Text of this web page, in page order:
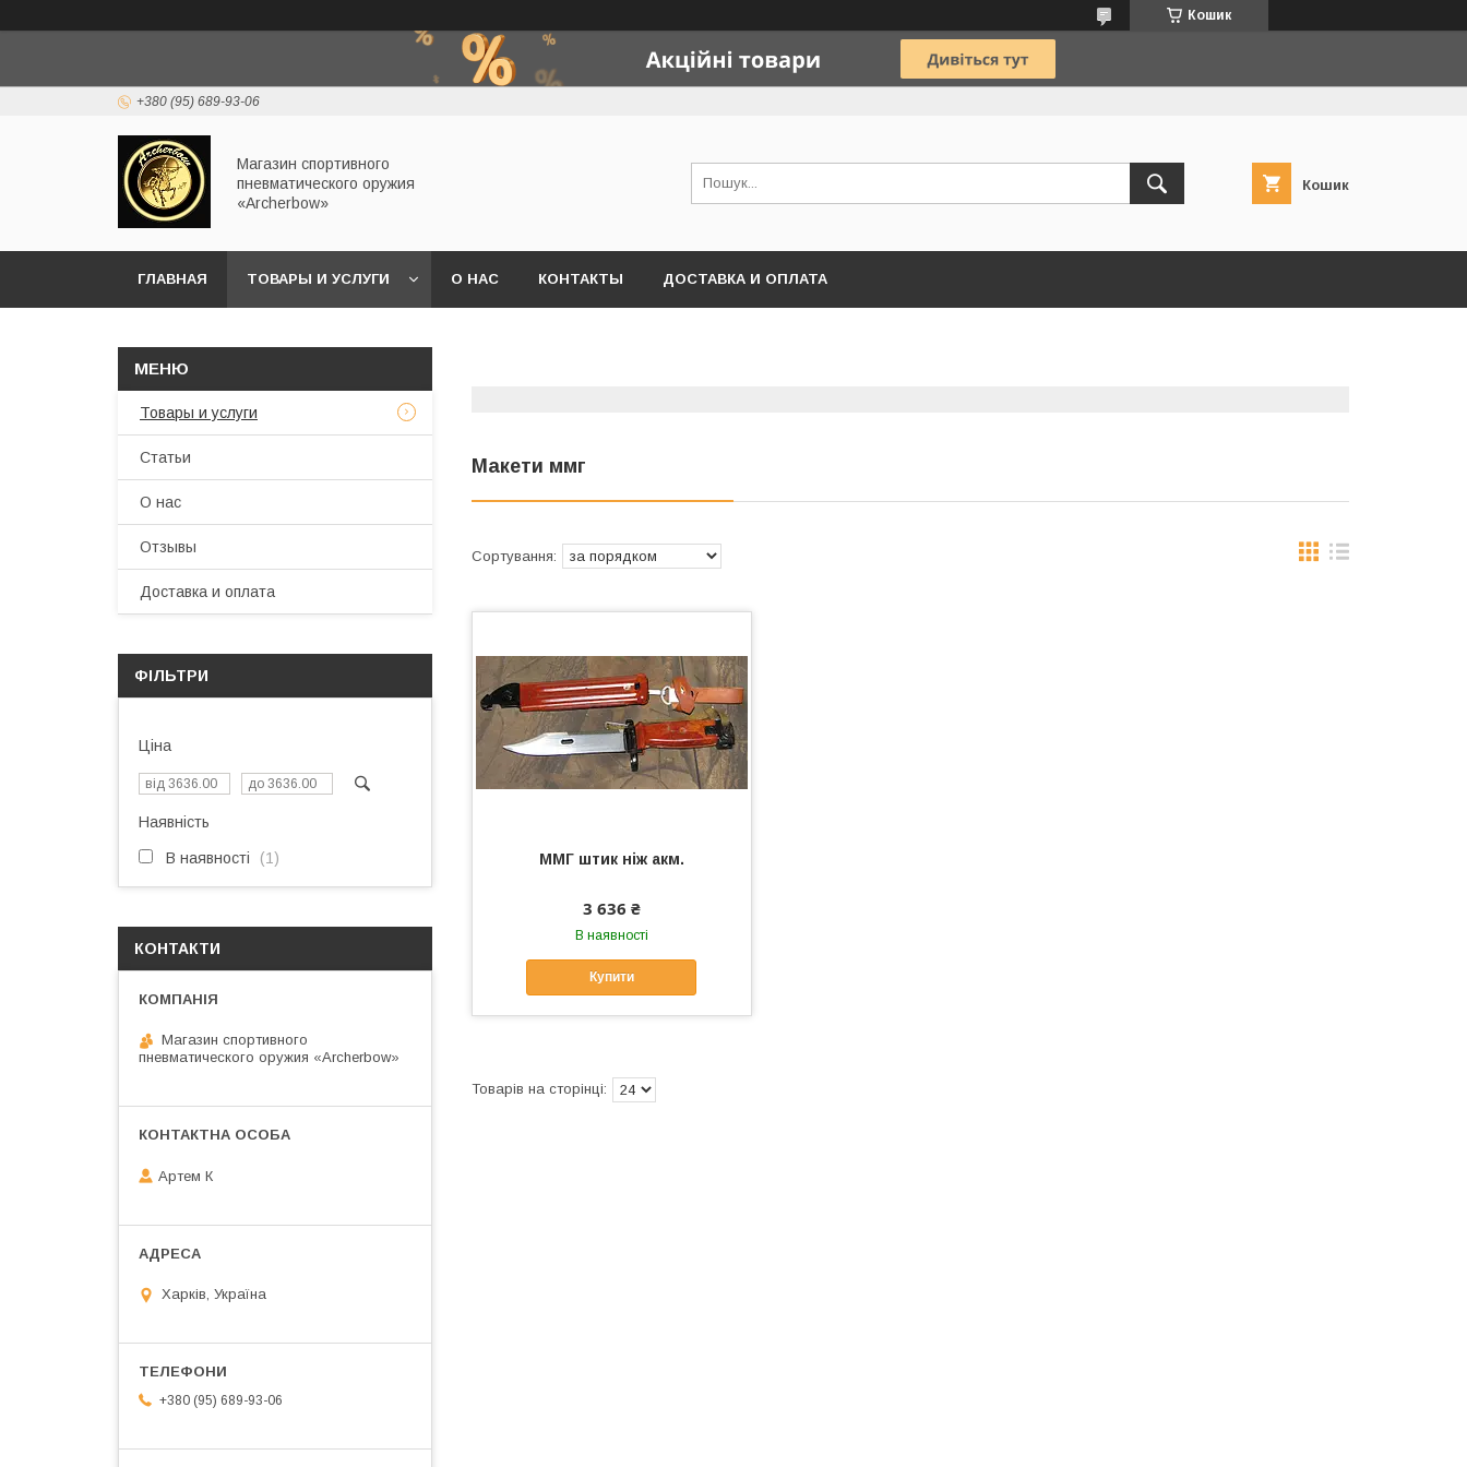
Кошик
+380 (95) 689-93-06
Магазин спортивного
пневматического оружия
«Archerbow»
Кошик
ГЛАВНАЯ ТОВАРЫ И УСЛУГИ О НАС КОНТАКТЫ ДОСТАВКА И ОПЛАТА
Макети ммг
ММГ штик ніж акм.
3 636 ₴
В наявності
Купити
Товары и услуги
Статьи
О нас
Отзывы
Доставка и оплата
ФІЛЬТРИ
Ціна
Наявність
В наявності 1
КОНТАКТИ
Магазин спортивного
пневматического оружия «Archerbow»
Артем К
Харків, Україна
+380 (95) 689-93-06